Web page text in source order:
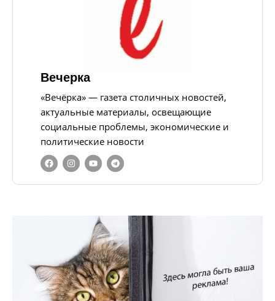
Вечерка
«Вечёрка» — газета столичных новостей,
актуальные материалы, освещающие
социальные проблемы, экономические и
политические новости